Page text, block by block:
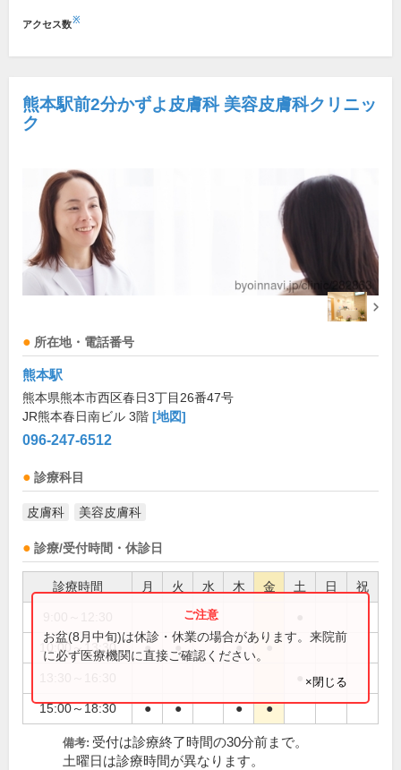
アクセス数※
熊本駅前2分かずよ皮膚科 美容皮膚科クリニッ
ク
所在地・電話番号
熊本駅
熊本県熊本市西区春日3丁目26番47号
JR熊本春日南ビル 3階 [地図]
096-247-6512
診療科目
皮膚科 美容皮膚科
診療/受付時間・休診日
診療時間 月 火 水 木 金 土 日 祝
10:00～13:30 ● ● ● ●
15:00～18:30 ● ● ● ●
お盆(8月中旬)は休診・休業の場合があります。来院前
に必ず医療機関に直接ご確認ください。
×閉じる
備考: 受付は診療終了時間の30分前まで。
土曜日は診療時間が異なります。